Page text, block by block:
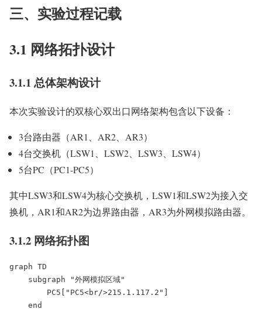
三、实验过程记载
3.1 网络拓扑设计
3.1.1 总体架构设计
本次实验设计的双核心双出口网络架构包含以下设备：
3台路由器（AR1、AR2、AR3）
4台交换机（LSW1、LSW2、LSW3、LSW4）
5台PC（PC1-PC5）
其中LSW3和LSW4为核心交换机，LSW1和LSW2为接入交
换机，AR1和AR2为边界路由器，AR3为外网模拟路由器。
3.1.2 网络拓扑图
graph TD
    subgraph "外网模拟区域"
        PC5["PC5<br/>215.1.117.2"]
    end